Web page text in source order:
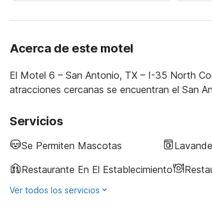
Acerca de este motel
El Motel 6 – San Antonio, TX – I-35 North
atracciones cercanas se encuentran el San
Servicios
Se Permiten Mascotas
Restaurante En El Establecimiento
Ver todos los servicios